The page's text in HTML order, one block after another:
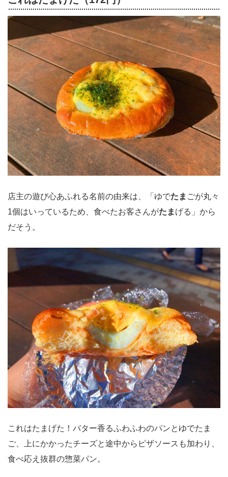
店主の遊び心あふれる名前の由来は、「ゆでたま ごが丸々
1個はいっているため、食べたお客さんがたま げる」から
だそう。
これはたまげた！バター香るふわふわのパンとゆでたま
ご、上にかかったチーズと途中からピザソースも加わり、
食べ応え抜群の惣菜パン。